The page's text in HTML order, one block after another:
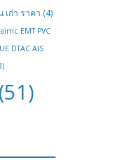
เก่า ราคา (4)
EMT PVC
DTAC AIS
(51)